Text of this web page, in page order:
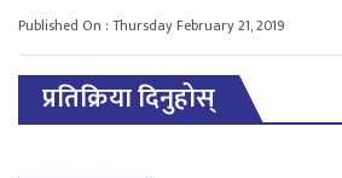
Published On : Thursday February 21, 2019
प्रतिक्रिया दिनुहोस्